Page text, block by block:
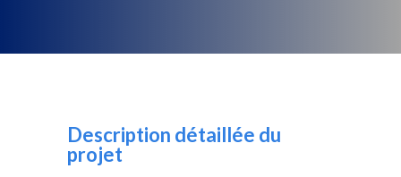
Description détaillée du
projet